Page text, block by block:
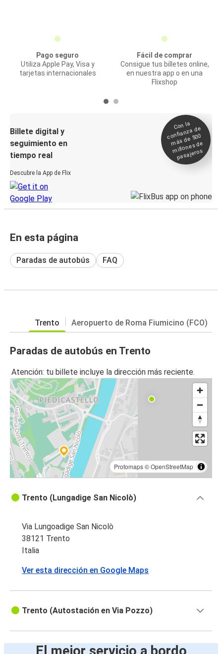
Pago seguro
Utiliza Apple Pay, Visa y
tarjetas internacionales
Fácil de comprar
Consigue tus billetes online,
en nuestra app o en una
Flixshop
Billete digital y
seguimiento en
tiempo real
Descubre la App de Flix
Con la
confianza de
más de 500
millones de
pasajeros
En esta página
Paradas de autobús FAQ
Trento Aeropuerto de Roma Fiumicino (FCO)
Paradas de autobús en Trento
Atención: tu billete incluye la dirección más reciente.
Protomaps©OpenStreetMap
Trento (Lungadige San Nicolò)
Via Lungoadige San Nicolò
38121 Trento
Italia
Ver esta dirección en Google Maps
Trento (Autostación en Via Pozzo)